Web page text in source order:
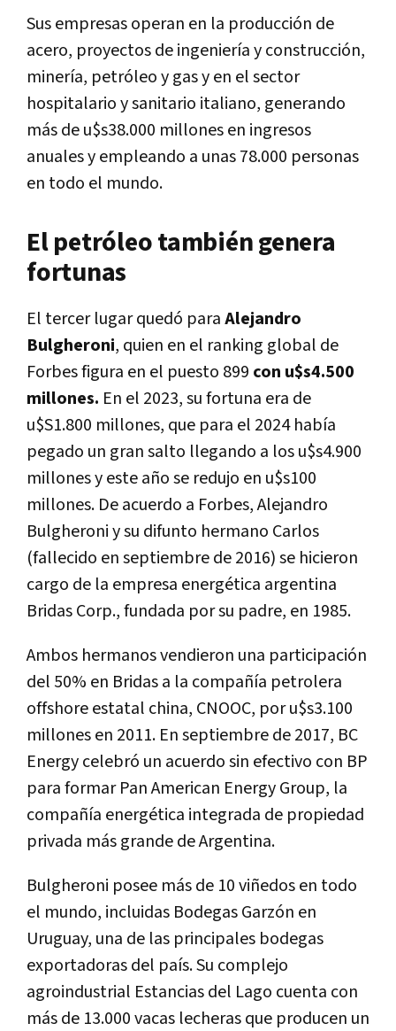
Sus empresas operan en la producción de
acero, proyectos de ingeniería y construcción,
minería, petróleo y gas y en el sector
hospitalario y sanitario italiano, generando
más de u$s38.000 millones en ingresos
anuales y empleando a unas 78.000 personas
en todo el mundo.
El petróleo también genera
fortunas
El tercer lugar quedó paraAlejandro
Bulgheroni, quien en el ranking global de
Forbes figura en el puesto 899 con u$s4.500
millones. En el 2023, su fortuna era de
u$S1.800 millones, que para el 2024 había
pegado un gran salto llegando a los u$s4.900
millones y este año se redujo en u$s100
millones. De acuerdo a Forbes, Alejandro
Bulgheroni y su difunto hermano Carlos
(fallecido en septiembre de 2016) se hicieron
cargo de la empresa energética argentina
Bridas Corp., fundada por su padre, en 1985.
Ambos hermanos vendieron una participación
del 50% en Bridas a la compañía petrolera
offshore estatal china, CNOOC, por u$s3.100
millones en 2011. En septiembre de 2017, BC
Energy celebró un acuerdo sin efectivo con BP
para formar Pan American Energy Group, la
compañía energética integrada de propiedad
privada más grande de Argentina.
Bulgheroni posee más de 10 viñedos en todo
el mundo, incluidas Bodegas Garzón en
Uruguay, una de las principales bodegas
exportadoras del país. Su complejo
agroindustrial Estancias del Lago cuenta con
más de 13.000 vacas lecheras que producen un